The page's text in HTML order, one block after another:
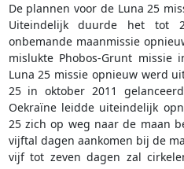
De plannen voor de Luna 25
Uiteindelijk duurde het tot
onbemande maanmissie
mislukte Phobos-Grunt
Luna 25 missie opnieuw werd
25 in oktober 2011
Oekraïne leidde uiteindelijk
25 zich op weg naar de maan
vijftal dagen aankomen bij de
vijf tot zeven dagen zal